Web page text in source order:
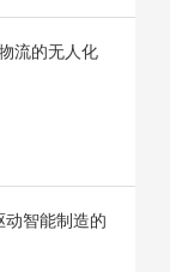
流的无人化
智能制造的